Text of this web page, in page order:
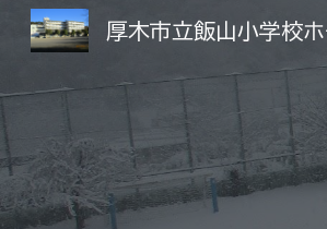
厚木市立飯山小学校